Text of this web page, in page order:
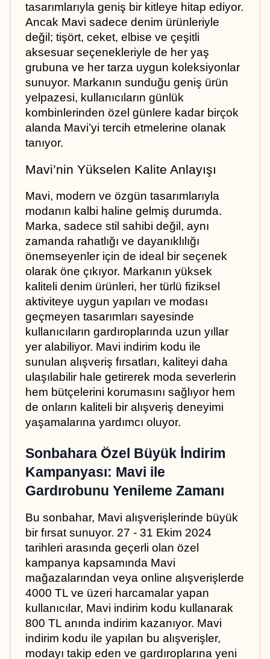
tasarımlarıyla geniş bir kitleye hitap ediyor.
Ancak Mavi sadece denim ürünleriyle
değil; tişört, ceket, elbise ve çeşitli
aksesuar seçenekleriyle de her yaş
grubuna ve her tarza uygun koleksiyonlar
sunuyor. Markanın sunduğu geniş ürün
yelpazesi, kullanıcıların günlük
kombinlerinden özel günlere kadar birçok
alanda Mavi’yi tercih etmelerine olanak
tanıyor.
Mavi’nin Yükselen Kalite Anlayışı
Mavi, modern ve özgün tasarımlarıyla
modanın kalbi haline gelmiş durumda.
Marka, sadece stil sahibi değil, aynı
zamanda rahatlığı ve dayanıklılığı
önemseyenler için de ideal bir seçenek
olarak öne çıkıyor. Markanın yüksek
kaliteli denim ürünleri, her türlü fiziksel
aktiviteye uygun yapıları ve modası
geçmeyen tasarımları sayesinde
kullanıcıların gardıroplarında uzun yıllar
yer alabiliyor. Mavi indirim kodu ile
sunulan alışveriş fırsatları, kaliteyi daha
ulaşılabilir hale getirerek moda severlerin
hem bütçelerini korumasını sağlıyor hem
de onların kaliteli bir alışveriş deneyimi
yaşamalarına yardımcı oluyor.
Sonbahara Özel Büyük İndirim
Kampanyası: Mavi ile
Gardırobunu Yenileme Zamanı
Bu sonbahar, Mavi alışverişlerinde büyük
bir fırsat sunuyor. 27 - 31 Ekim 2024
tarihleri arasında geçerli olan özel
kampanya kapsamında Mavi
mağazalarından veya online alışverişlerde
4000 TL ve üzeri harcamalar yapan
kullanıcılar, Mavi indirim kodu kullanarak
800 TL anında indirim kazanıyor. Mavi
indirim kodu ile yapılan bu alışverişler,
modayı takip eden ve gardıroplarına yeni